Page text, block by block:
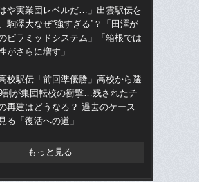
はや実業団レベルだ…」出雲駅伝を
駒澤大なぜ“強すぎる”？「田澤が
ピラミッドシステム」「箱根では
がさらに増す」
校駅伝「前回準優勝」高校から選
割が集団転校の衝撃…残されたチ
再建はどうなる？ 過去のケース
る「復活への道」
もっと見る